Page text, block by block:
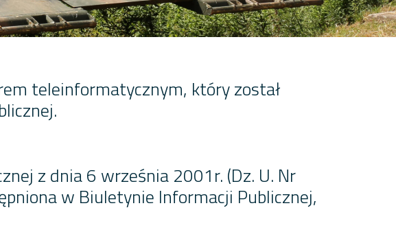
teleinformatycznym, który został
z dnia 6 września 2001r. (Dz. U. Nr
w Biuletynie Informacji Publicznej,